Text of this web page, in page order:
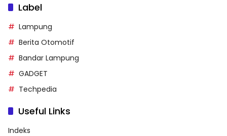
Label
Lampung
Berita Otomotif
Bandar Lampung
GADGET
Techpedia
Useful Links
Indeks